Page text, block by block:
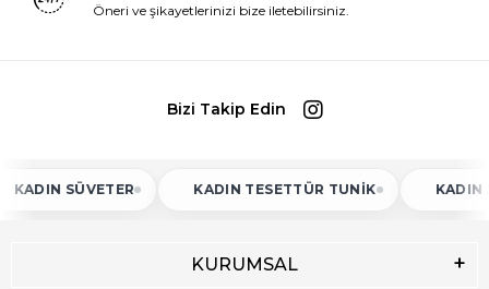
Öneri ve şikayetlerinizi bize iletebilirsiniz.
Bizi Takip Edin
KADIN TESETTÜR TUNIK KADIN ATLET
KURUMSAL